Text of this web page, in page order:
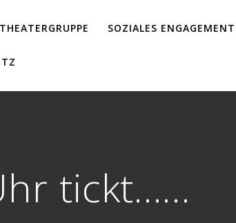
THEATERGRUPPE SOZIALES ENGAGEMENT
tickt……